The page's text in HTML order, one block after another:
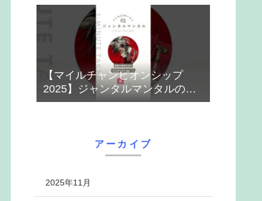
#fun
【マイルチャンピオンシップ
2025】ジャンタルマンタルのハ
ナシ【1-MINUTE】#競馬
アーカイブ
2025年11月